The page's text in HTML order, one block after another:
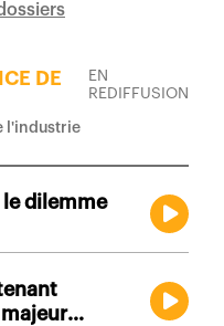
DE
l'industrie
EN
REDIFFUSION
le dilemme